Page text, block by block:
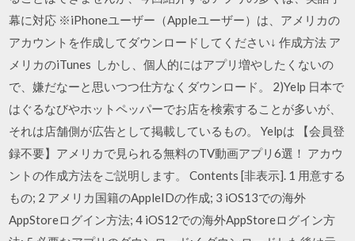
幕に対応 ※iPhoneユーザー（Appleユーザー）は、アメリカの
アカウントを作成してダウンロードしてください↓ 作成方法 ア
メリカのiTunes しかし、個人的にはアプリ増やしたくないの
で、嫌だなーと思いつつ仕方なくダウンロード。 2)Yelp 日本で
はぐるなびやホットペッパーでお店を検索することが多いが、
それは店舗側が広告として掲載しているもの。 Yelpは 【会員登
録不要】アメリカで見られる無料のTV動画アプリ6選！ アカウ
ントの作成方法をご説明します。 Contents [非表示]. 1 用意する
もの; 2 アメリカ国籍のAppleIDの作成; 3 iOS13での海外
AppStoreログイン方法; 4 iOS12での海外AppStoreログイン方